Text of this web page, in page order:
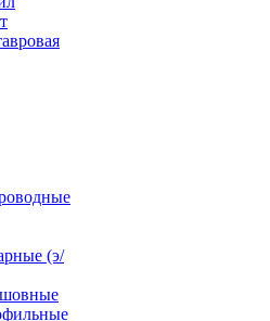
(э/